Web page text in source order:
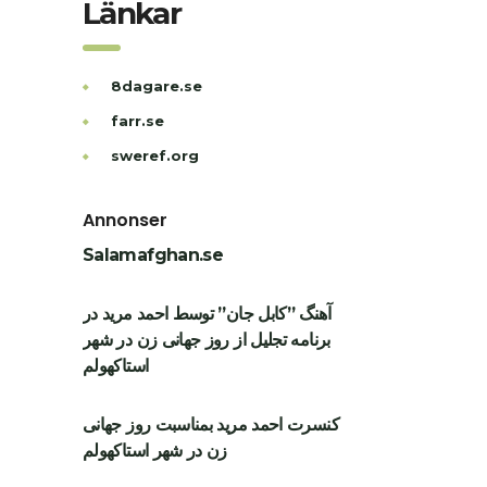
Länkar
8dagare.se
farr.se
sweref.org
Annonser
Salamafghan.se
آهنگ ”کابل جان” توسط احمد مرید در
برنامه تجلیل از روز جهانی زن در شهر
استاکهولم
کنسرت احمد مرید بمناسبت روز جهانی
زن در شهر استاکهولم